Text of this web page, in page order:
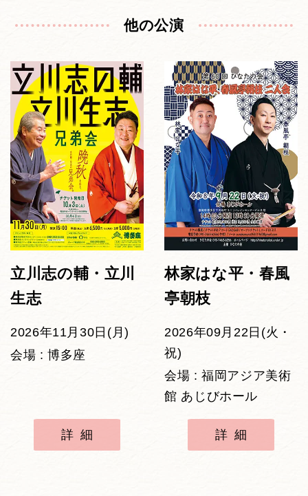
他の公演
立川志の輔・立川
生志
2026年11月30日(月)
会場 : 博多座
詳細
林家はな平・春風
亭朝枝
2026年09月22日(火・
祝)
会場 : 福岡アジア美術
館 あじびホール
詳細